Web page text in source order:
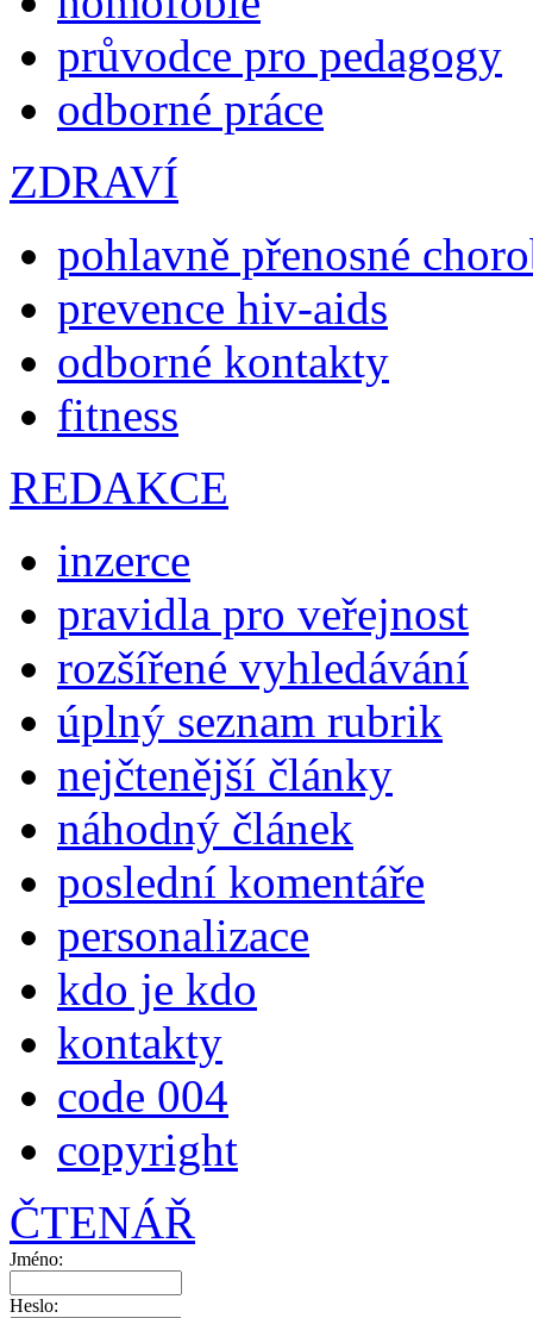
průvodce pro pedagogy
odborné práce
ZDRAVÍ
pohlavně přenosné
prevence hiv-aids
odborné kontakty
fitness
REDAKCE
inzerce
pravidla pro veřejnost
rozšířené vyhledávání
úplný seznam rubrik
nejčtenější články
náhodný článek
poslední komentáře
personalizace
kdo je kdo
kontakty
code 004
copyright
ČTENÁŘ
Jméno:
Heslo: